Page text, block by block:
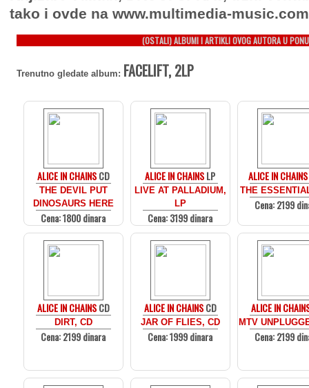
tako i ovde na www.multimedia-
(OSTALI) ALBUMI I ARTIKLI OVOG AUTORA U
Trenutno gledate album: FACELIFT, 2LP
ALICE IN CHAINSCD
THE DEVIL PUT
DINOSAURS HERE
Cena: 1800 dinara
ALICE IN CHAINSLP
LIVE AT PALLADIUM,
LP
Cena: 3199 dinara
ALICE IN CHAINS
THE
Cena: 2199
ALICE IN CHAINSCD
DIRT, CD
Cena: 2199 dinara
ALICE IN CHAINSCD
JAR OF FLIES, CD
Cena: 1999 dinara
ALICE IN
MTV
Cena: 2199